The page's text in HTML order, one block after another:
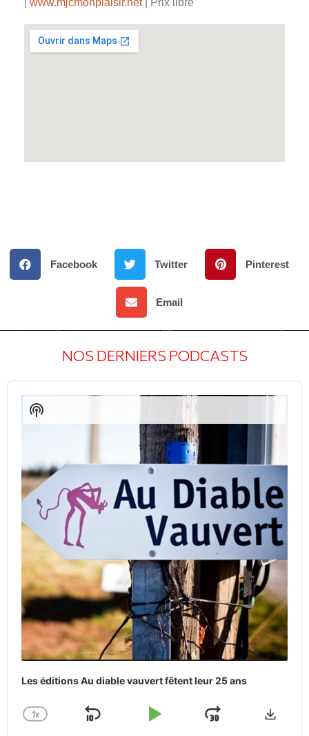
www.mjcmonplaisir.net| Prix libre
Facebook Twitter Pinterest
Email
NOS DERNIERS PODCASTS
Audio
Player
Les éditions Au diable vauvert fêtent leur 25 ans
CHANGE
1X
SKIP
PLAY
JUMP
Show